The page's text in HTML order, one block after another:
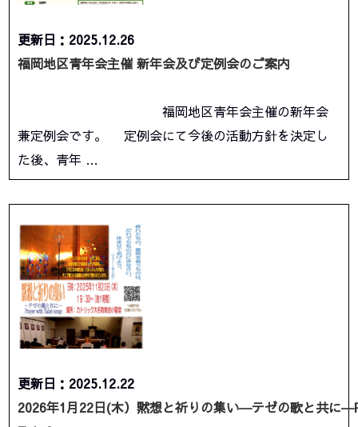
更新日：2025.12.26
福岡地区青年会主催 新年会及び定例会のご案内
福岡地区青年会主催の新年会
兼定例会です。 定例会にて今後の活動方針を決定し
た後、青年 …
更新日：2025.12.22
2026年1月22日(木）黙想と祈りの集い―テゼの歌と共に